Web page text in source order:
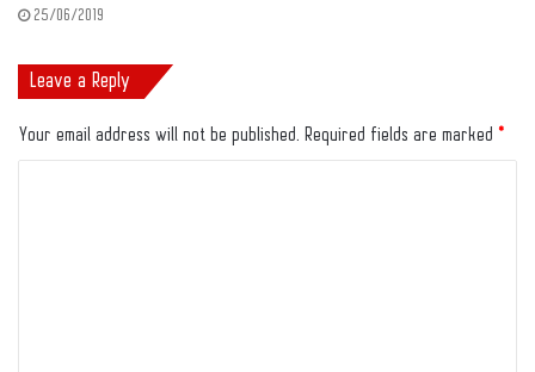
25/06/2019
Leave a Reply
Your email address will not be published. Required fields are marked *